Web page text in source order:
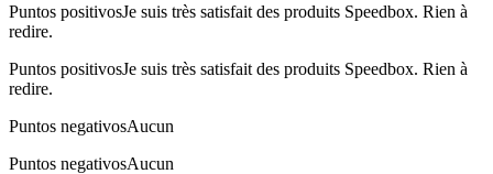
Puntos positivosJe suis très satisfait des produits Speedbox. Rien à
redire.
Puntos positivosJe suis très satisfait des produits Speedbox. Rien à
redire.
Puntos negativosAucun
Puntos negativosAucun